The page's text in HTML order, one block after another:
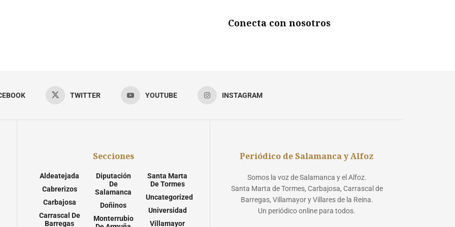
Conecta con nosotros
TWITTER YOUTUBE INSTAGRAM
Secciones
Aldeatejada
Cabrerizos
Carbajosa
Carrascal De
Barregas
Diputación
De
Salamanca
Doñinos
Monterrubio
Santa Marta
De Tormes
Uncategorized
Universidad
Villamayor
Periódico de Salamanca y Alfoz
Somos la voz de Salamanca y el Alfoz.
Santa Marta de Tormes, Carbajosa, Carrascal de
Barregas, Villamayor y Villares de la Reina.
Un periódico online para todos.